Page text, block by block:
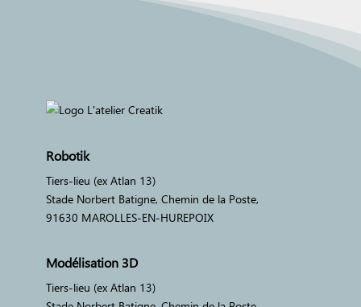
Robotik
Tiers-lieu (ex Atlan 13)
Stade Norbert Batigne, Chemin de la Poste,
91630 MAROLLES-EN-HUREPOIX
Modélisation 3D
Tiers-lieu (ex Atlan 13)